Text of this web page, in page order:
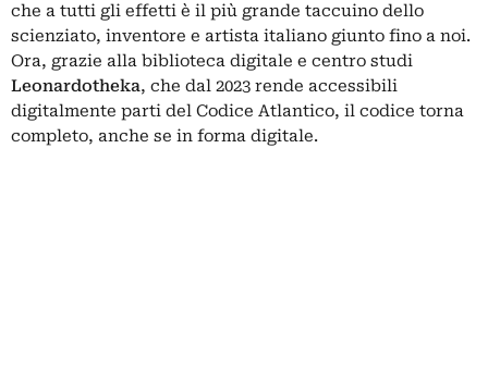
che a tutti gli effetti è il più grande taccuino dello
scienziato, inventore e artista italiano giunto fino a noi.
Ora, grazie alla biblioteca digitale e centro studi
Leonardotheka, che dal 2023 rende accessibili
digitalmente parti del Codice Atlantico, il codice torna
completo, anche se in forma digitale.